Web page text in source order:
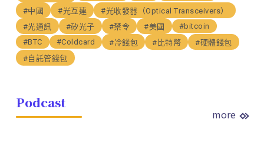
#中國
#光互連
#光收發器（Optical Transceivers）
#光通訊
#矽光子 #禁令 #美國
#bitcoin
#BTC
#Coldcard #冷錢包 #比特幣
#硬體錢包
#自託管錢包
Podcast
more